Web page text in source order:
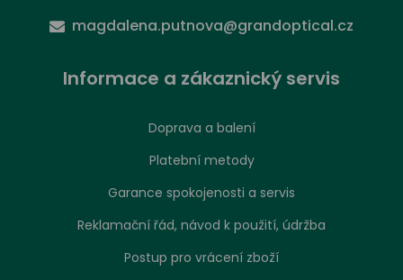
magdalena.putnova@grandoptical.cz
Informace a zákaznický servis
Doprava a balení
Platební metody
Garance spokojenosti a servis
Reklamační řád, návod k použití, údržba
Postup pro vrácení zboží